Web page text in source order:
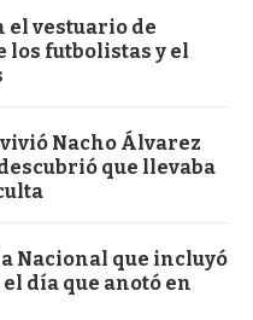
el vestuario de
los futbolistas y el
Nacho Álvarez
que llevaba
Nacional que incluyó
día que anotó en